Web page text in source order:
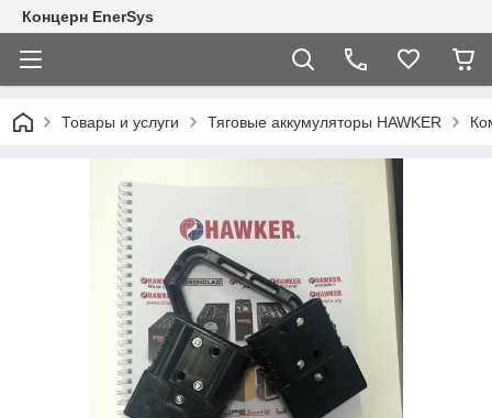
Концерн EnerSys
Товары и услуги Тяговые аккумуляторы HAWKER